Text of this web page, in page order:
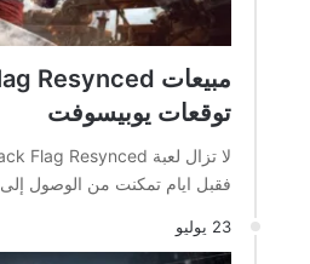
توقعات يوبيسوفت
فقبل ايام تمكنت من الوصول إلى 3 مليون نسخة…
23 يوليو